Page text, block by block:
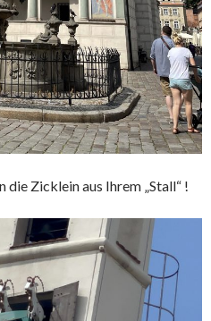
Zicklein aus Ihrem „Stall“ !